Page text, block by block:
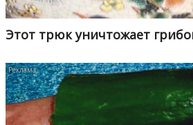
Этот трюк уничтожает